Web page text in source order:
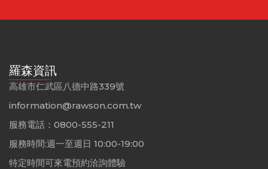
羅森資訊
高雄市仁武區八德中路339號
information@rawson.com.tw
服務電話：0800-555-211
服務時間:週一至週日 10:00-19:00
特定時間可來電預約洽詢體驗